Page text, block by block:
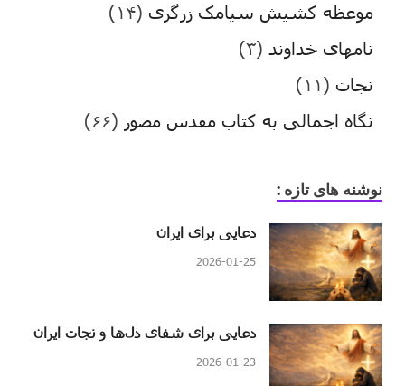
موعظه کشیش سیامک زرگری (۱۴)
نامهای خداوند (۳)
نجات (۱۱)
نگاه اجمالی به کتاب مقدس مصور (۶۶)
نوشنه های تازه :
دعایی برای ایران
2026-01-25
دعایی برای شفای دل‌ها و نجات ایران
2026-01-23